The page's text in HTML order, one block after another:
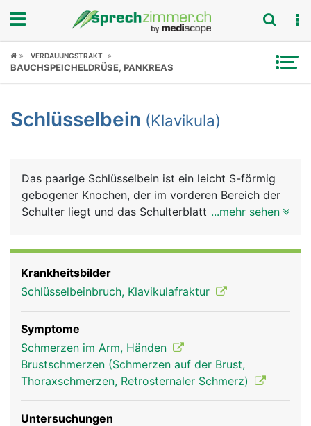
Fokus
Symptome
News
Rubriken
VERDAUUNGSTRAKT
BAUCHSPEICHELDRÜSE, PANKREAS
Schlüsselbein (Klavikula)
Das paarige Schlüsselbein ist ein leicht S-förmig
gebogener Knochen, der im vorderen Bereich der
Schulter liegt und das Schulterblatt mit dem
zusammen den Schultergürtel. Beide haben eine
wichtige Funktion bei der Beweglichkeit und
Stabilisierung des Schultergelenks.
...mehr sehen
Krankheitsbilder
Schlüsselbeinbruch, Klavikulafraktur
Symptome
Schmerzen im Arm, Händen
Brustschmerzen (Schmerzen auf der Brust,
Thoraxschmerzen, Retrosternaler Schmerz)
Untersuchungen